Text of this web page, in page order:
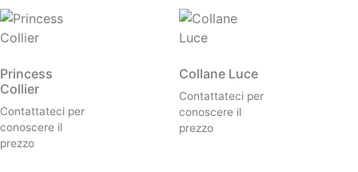
Princess
Collier
Contattateci per
conoscere il
prezzo
Collane Luce
Contattateci per
conoscere il
prezzo